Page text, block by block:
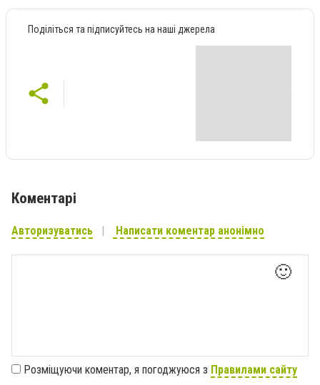
Поділіться та підписуйтесь на наші джерела
Коментарі
Авторизуватись Написати коментар анонімно
🙂
Розміщуючи коментар, я погоджуюся з Правилами сайту